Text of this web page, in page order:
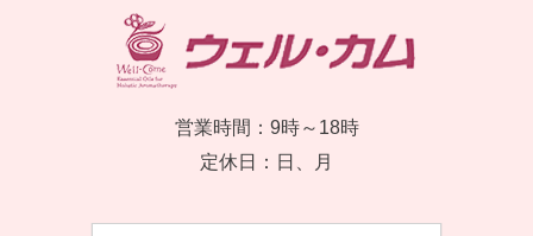
営業時間：9時～18時
定休日：日、月